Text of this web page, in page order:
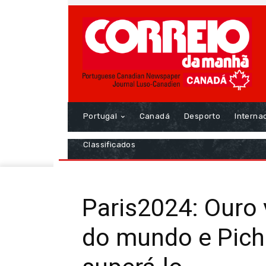
Portugal Canadá Desporto
Classificados
Paris2024: Ouro
do mundo e